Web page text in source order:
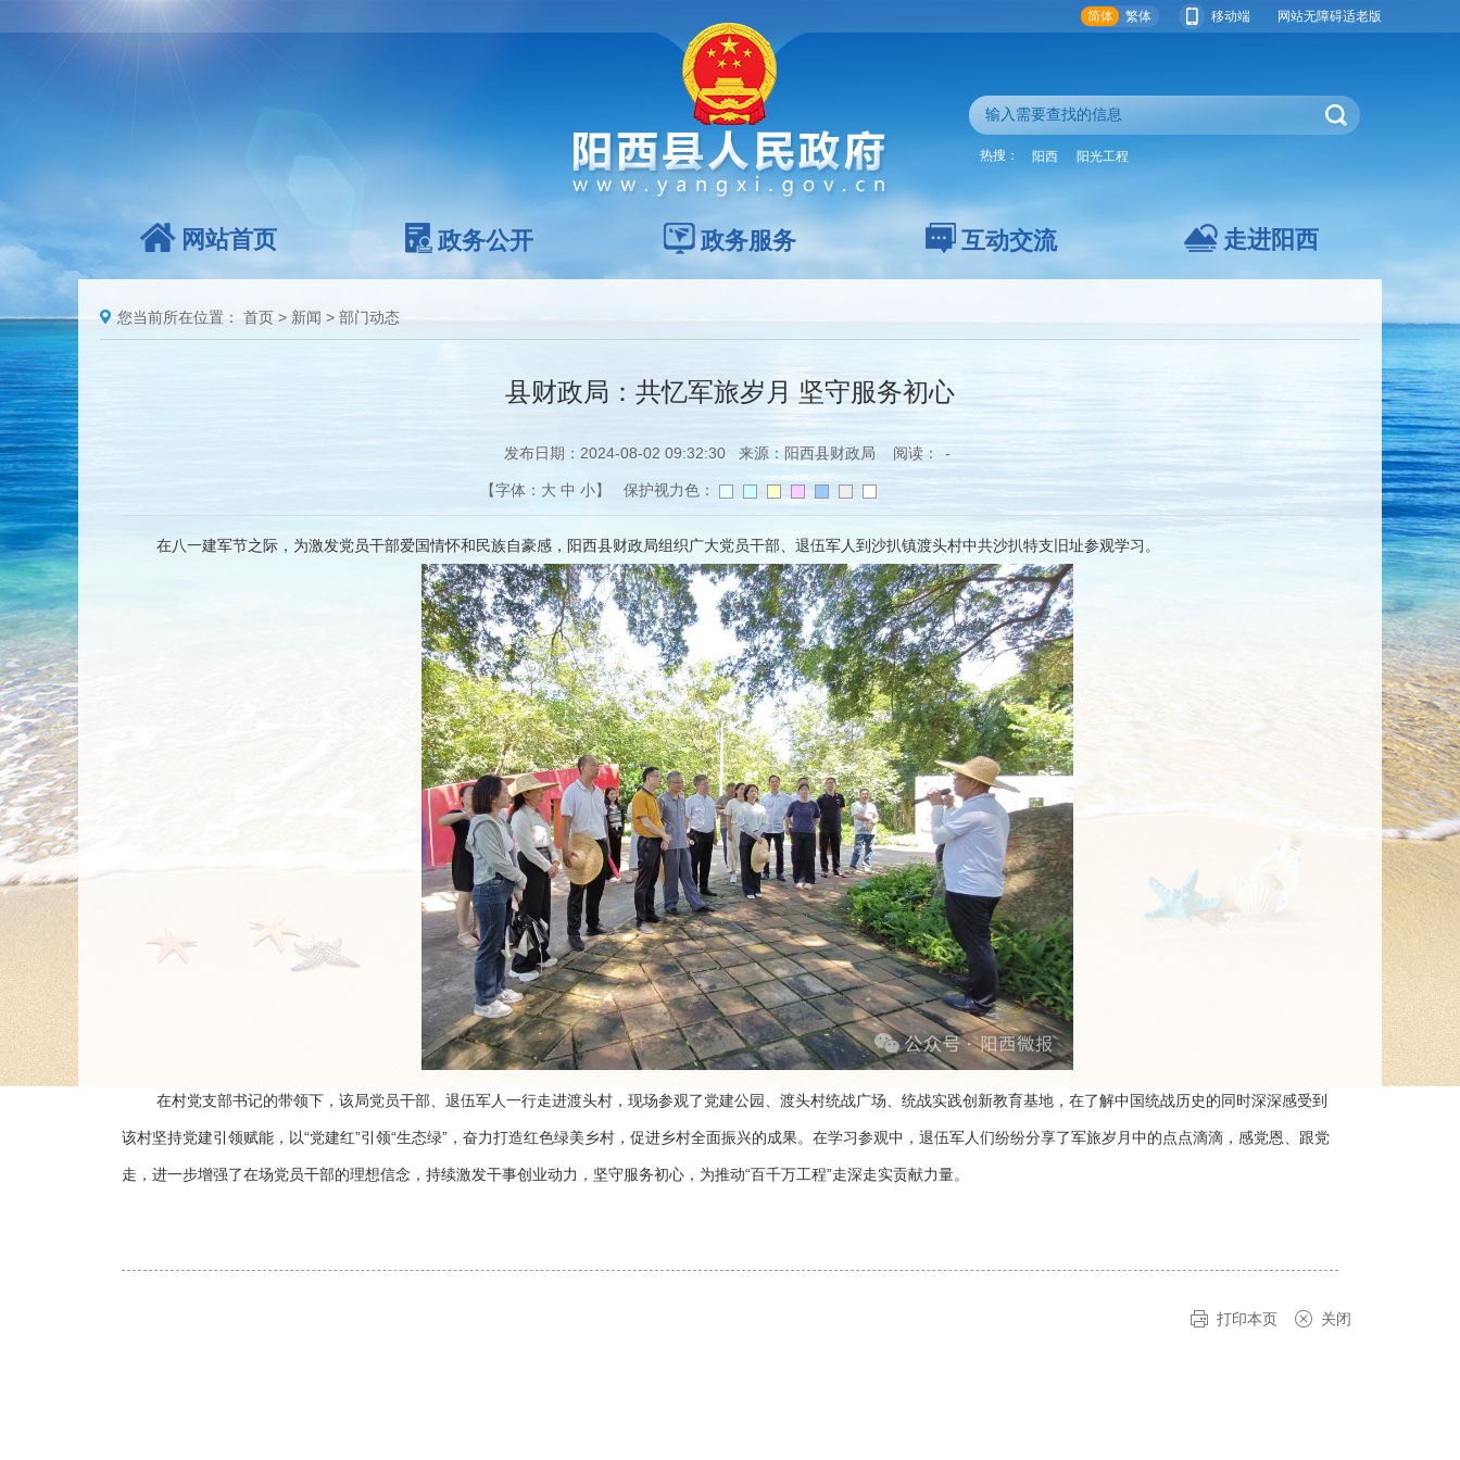
简体 繁体 移动端 网站无障碍适老版
热搜： 阳西 阳光工程
网站首页 政务公开 政务服务 互动交流 走进阳西
您当前所在位置： 首页 > 新闻 > 部门动态
县财政局：共忆军旅岁月 坚守服务初心
发布日期：2024-08-02 09:32:30 来源：阳西县财政局 阅读： -
【字体： 大 中 小】 保护视力色：
在八一建军节之际，为激发党员干部爱国情怀和民族自豪感，阳西县财政局组织广大党员干部、退伍军人到沙扒镇渡头村中共沙扒特支旧址参观学习。
在村党支部书记的带领下，该局党员干部、退伍军人一行走进渡头村，现场参观了党建公园、渡头村统战广场、统战实践创新教育基地，在了解中国统战历史的同时深深感受到
该村坚持党建引领赋能，以“党建红”引领“生态绿”，奋力打造红色绿美乡村，促进乡村全面振兴的成果。在学习参观中，退伍军人们纷纷分享了军旅岁月中的点点滴滴，感党恩、跟党
走，进一步增强了在场党员干部的理想信念，持续激发干事创业动力，坚守服务初心，为推动“百千万工程”走深走实贡献力量。
打印本页 关闭